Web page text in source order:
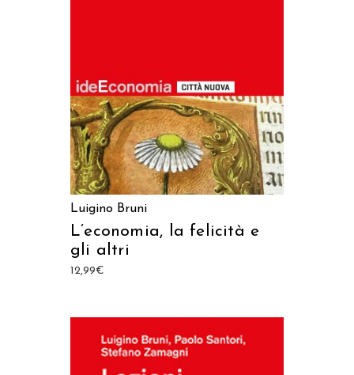
Luigino Bruni
L’economia, la felicità e
gli altri
12,99€